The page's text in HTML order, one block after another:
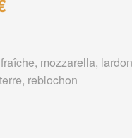
mozzarella,
reblochon